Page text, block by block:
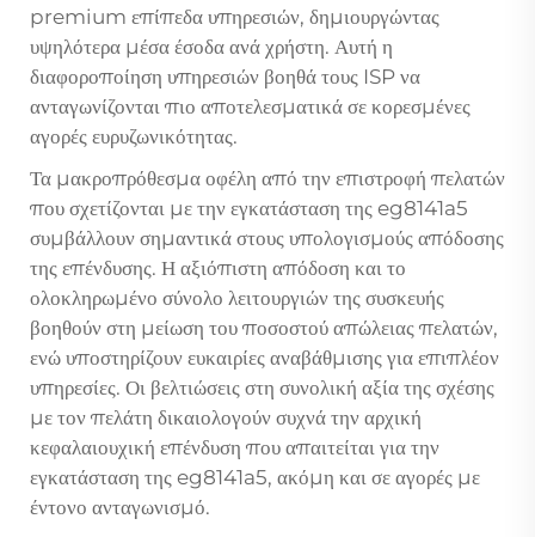
premium επίπεδα υπηρεσιών, δημιουργώντας
υψηλότερα μέσα έσοδα ανά χρήστη. Αυτή η
διαφοροποίηση υπηρεσιών βοηθά τους ISP να
ανταγωνίζονται πιο αποτελεσματικά σε κορεσμένες
αγορές ευρυζωνικότητας.
Τα μακροπρόθεσμα οφέλη από την επιστροφή πελατών
που σχετίζονται με την εγκατάσταση της eg8141a5
συμβάλλουν σημαντικά στους υπολογισμούς απόδοσης
της επένδυσης. Η αξιόπιστη απόδοση και το
ολοκληρωμένο σύνολο λειτουργιών της συσκευής
βοηθούν στη μείωση του ποσοστού απώλειας πελατών,
ενώ υποστηρίζουν ευκαιρίες αναβάθμισης για επιπλέον
υπηρεσίες. Οι βελτιώσεις στη συνολική αξία της σχέσης
με τον πελάτη δικαιολογούν συχνά την αρχική
κεφαλαιουχική επένδυση που απαιτείται για την
εγκατάσταση της eg8141a5, ακόμη και σε αγορές με
έντονο ανταγωνισμό.